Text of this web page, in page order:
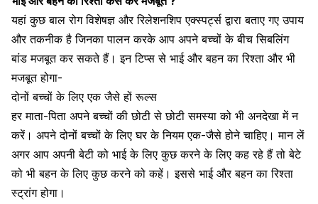
यहां कुछ बाल रोग विशेषज्ञ औररिलेशनशिप एक्स्पर्ट्स द्वारा बताए गए उपाय
और तकनीक है जिनका पालन करके आप अपने बच्चों के बीच सिबलिंग
बांड मजबूत कर सकते हैं। इन टिप्स से भाई और बहन का रिश्ता और भी
मजबूत होगा-
दोनों बच्चों के लिए एक जैसे हों रूल्स
हर माता-पिता अपने बच्चों की छोटी से छोटी समस्या को भी अनदेखा में न
करें। अपने दोनों बच्चों के लिए घर के नियम एक-जैसे होने चाहिए। मान लें
अगर आप अपनी बेटी को भाई के लिए कुछ करने के लिए कह रहे हैं तो बेटे
को भी बहन के लिए कुछ करने को कहें। इससे भाई और बहन का रिश्ता
स्ट्रांग होगा।